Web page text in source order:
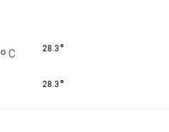
° C 28.3 °
28.3 °